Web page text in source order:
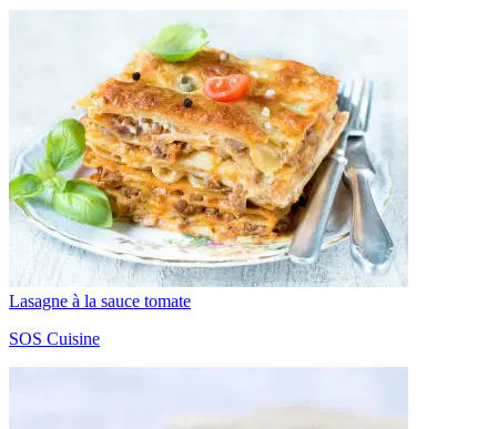
Lasagne à la sauce tomate
SOS Cuisine